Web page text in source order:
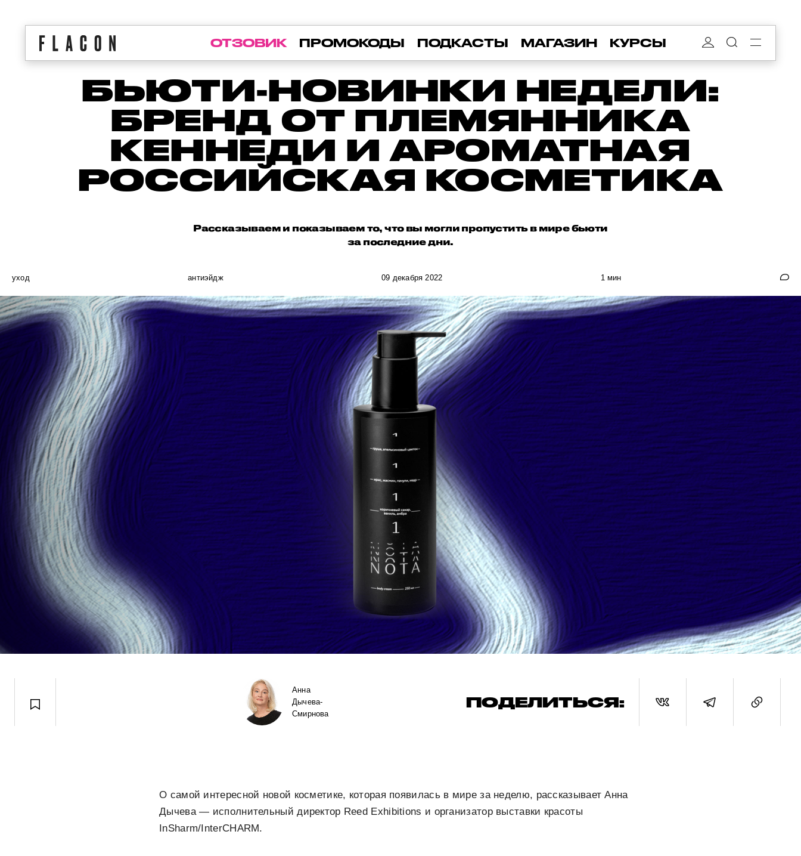
ОТЗОВИК ПРОМОКОДЫ ПОДКАСТЫ МАГАЗИН КУРСЫ
БЬЮТИ-НОВИНКИ НЕДЕЛИ:
БРЕНД ОТ ПЛЕМЯННИКА
КЕННЕДИ И АРОМАТНАЯ
РОССИЙСКАЯ КОСМЕТИКА
Рассказываем и показываем то, что вы могли пропустить в мире бьюти
за последние дни.
уход антиэйдж 09 декабря 2022 1 мин
Анна
Дычева-
Смирнова
ПОДЕЛИТЬСЯ:
О самой интересной новой косметике, которая появилась в мире за неделю, рассказывает Анна
Дычева — исполнительный директор Reed Exhibitions и организатор выставки красоты
InSharm/InterCHARM.